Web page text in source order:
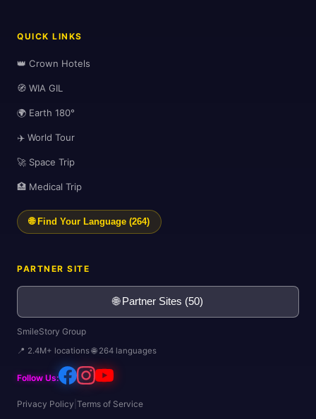
🌍
QUICK LINKS
👑 Crown Hotels
🧭 WIA GIL
🌍 Earth 180°
✈️ World Tour
🚀 Space Trip
🏥 Medical Trip
🌐 Find Your Language (264)
PARTNER SITE
🌐 Partner Sites (50)
SmileStory Group
📍 2.4M+ locations 🌐 264 languages
Follow Us:
Privacy Policy Terms of Service